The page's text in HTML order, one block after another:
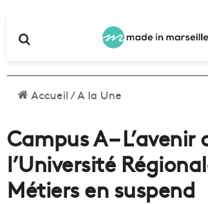
Accueil/A la Une
​Campus A – L’avenir
l’Université
Métiers en suspend